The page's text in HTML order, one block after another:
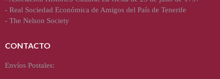
- Real Sociedad Económica de Amigos del País de Tenerife
- The Nelson Society
CONTACTO
Envíos Postales: